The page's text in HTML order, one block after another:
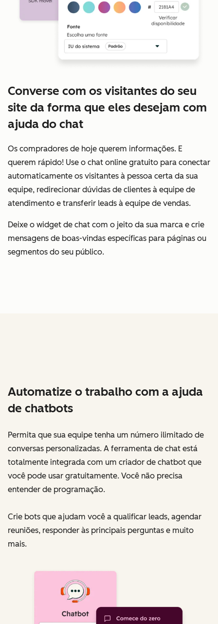
Converse com os visitantes do seu
site da forma que eles desejam com
ajuda do chat
Os compradores de hoje querem informações. E
querem rápido! Use o chat online gratuito para conectar
automaticamente os visitantes à pessoa certa da sua
equipe, redirecionar dúvidas de clientes à equipe de
atendimento e transferir leads à equipe de vendas.
Deixe o widget de chat com o jeito da sua marca e crie
mensagens de boas-vindas específicas para páginas ou
segmentos do seu público.
Automatize o trabalho com a ajuda
de chatbots
Permita que sua equipe tenha um número ilimitado de
conversas personalizadas. A ferramenta de chat está
totalmente integrada com um criador de chatbot que
você pode usar gratuitamente. Você não precisa
entender de programação.
Crie bots que ajudam você a qualificar leads, agendar
reuniões, responder às principais perguntas e muito
mais.